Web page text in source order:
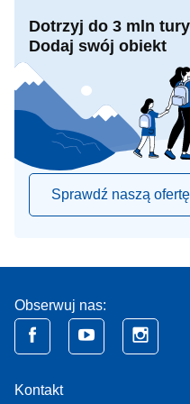
Dotrzyj do 3 mln
Dodaj swój obiekt
Sprawdź naszą
Obserwuj nas:
Kontakt